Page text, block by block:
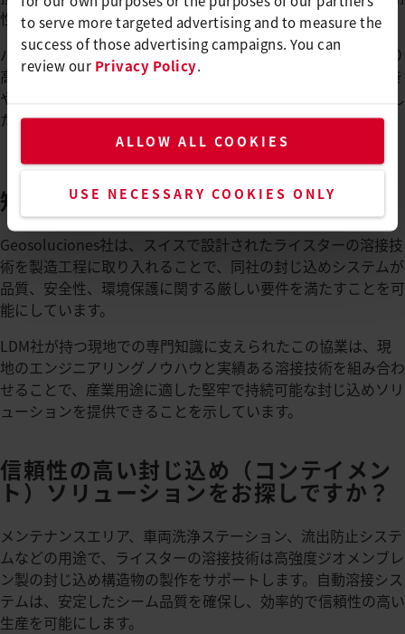
to serve more targeted advertising and to measure the
success of those advertising campaigns. You can
review our Privacy Policy
ALLOW ALL COOKIES
USE NECESSARY COOKIES ONLY
性は、厳しい製造基準を満たすうえで不可欠です。
バリマットにより、生産工程は効率化されるだけでなく、より
高い信頼性も実現します。自動溶接は、作業者によりばらつき
やミスのリスクを最小限に抑え、生産工程全体を通じて安定し
たシーム品質の維持に貢献します。
ライスターのスイス品質と現地の専門
知識の融合
Geosoluciones社は、スイスで設計されたライスターの溶接技
術を製造工程に取り入れることで、同社の封じ込めシステムが
品質、安全性、環境保護に関する厳しい要件を満たすことを可
能にしています。
LDM社が持つ現地での専門知識に支えられたこの協業は、現
地のエンジニアリングノウハウと実績ある溶接技術を組み合わ
せることで、産業用途に適した堅牢で持続可能な封じ込めソリ
ューションを提供できることを示しています。
信頼性の高い封じ込め（コンテイメン
ト）ソリューションをお探しですか？
メンテナンスエリア、車両洗浄ステーション、流出防止システ
ムなどの用途で、ライスターの溶接技術は高強度ジオメンブレ
ン製の封じ込め構造物の製作をサポートします。自動溶接シス
テムは、安定したシーム品質を確保し、効率的で信頼性の高い
生産を可能にします。